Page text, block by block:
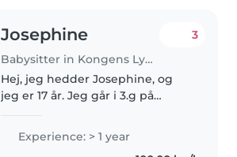
Josephine
Babysitter in Kongens Lyngby
3
Hej, jeg hedder Josephine, og
jeg er 17 år. Jeg går i 3.g på
lide, er dog at babysitte, fordi jeg
Experience: > 1 year